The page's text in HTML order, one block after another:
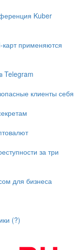
Kuber
применяются
Telegram
клиенты себя
за три
для бизнеса
(?)